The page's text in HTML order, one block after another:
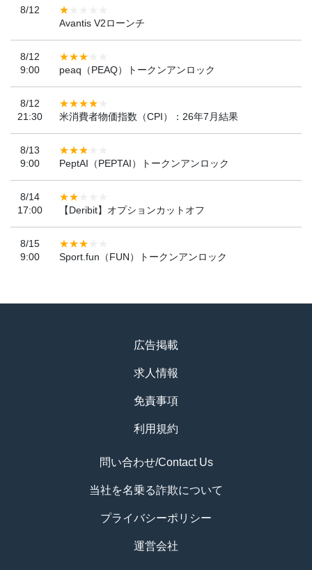
8/12
Avantis V2ローンチ
8/12
9:00
peaq（PEAQ）トークンアンロック
8/12
21:30
米消費者物価指数（CPI）：26年7月結果
8/13
9:00
PeptAI（PEPTAI）トークンアンロック
8/14
17:00
【Deribit】オプションカットオフ
8/15
9:00
Sport.fun（FUN）トークンアンロック
広告掲載
求人情報
免責事項
利用規約
問い合わせ/Contact Us
当社を名乗る詐欺について
プライバシーポリシー
運営会社